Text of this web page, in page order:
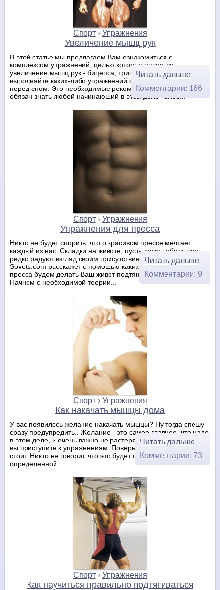
Спорт› Упражнения
Увеличение мышц рук
В этой статье мы предлагаем Вам ознакомиться с
комплексом упражнений, целью которых является
увеличение мышц рук - бицепса, трицепса, предплечья. Не
выполняйте каких-либо упражнений сразу после еды или
перед сном. Это необходимые рекомендации, которые
обязан знать любой начинающий в этом деле челов...
Читать дальше
Комментарии: 166
Спорт› Упражнения
Упражнения для пресса
Никто не будет спорить, что о красивом прессе мечтает
каждый из нас. Складки на животе, пусть даже небольшие,
редко радуют взгляд своим присутствием. В общем, сегодня
Sovets.com расскажет с помощью каких упражнений для
пресса будем делать Ваш живот подтянутым и красивым.
Начнем с необходимой теории...
Читать дальше
Комментарии: 9
Спорт› Упражнения
Как накачать мышцы дома
У вас появилось желание накачать мышцы? Ну тогда спешу
сразу предупредить.. Желание - это самое главное, что надо
в этом деле, и очень важно не растерять его еще до того как
вы приступите к упражнениям. Поверьте, результат того
стоит. Никто не говорит, что это будет очень легко, но и с
определенной...
Читать дальше
Комментарии: 73
Спорт› Упражнения
Как научиться правильно подтягиваться